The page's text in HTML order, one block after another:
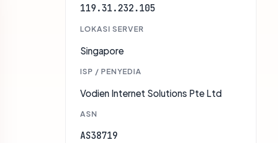
119.31.232.105
LOKASI SERVER
Singapore
ISP / PENYEDIA
Vodien Internet Solutions Pte Ltd
ASN
AS38719